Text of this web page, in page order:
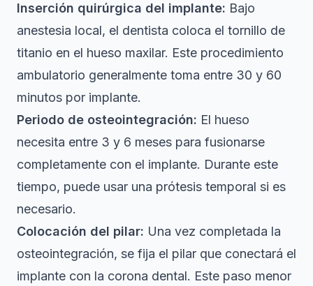
Inserción quirúrgica del implante: Bajo
anestesia local, el dentista coloca el tornillo de
titanio en el hueso maxilar. Este procedimiento
ambulatorio generalmente toma entre 30 y 60
minutos por implante.
Periodo de osteointegración: El hueso
necesita entre 3 y 6 meses para fusionarse
completamente con el implante. Durante este
tiempo, puede usar una prótesis temporal si es
necesario.
Colocación del pilar: Una vez completada la
osteointegración, se fija el pilar que conectará el
implante con la corona dental. Este paso menor